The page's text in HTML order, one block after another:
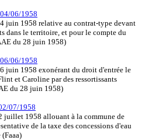
06/1958
juin 1958 relative au contrat-type devant
dans le territoire, et pour le compte du
du 28 juin 1958)
06/1958
juin 1958 exonérant du droit d'entrée le
et Caroline par des ressortissants
du 28 juin 1958)
07/1958
juillet 1958 allouant à la commune de
de la taxe des concessions d'eau